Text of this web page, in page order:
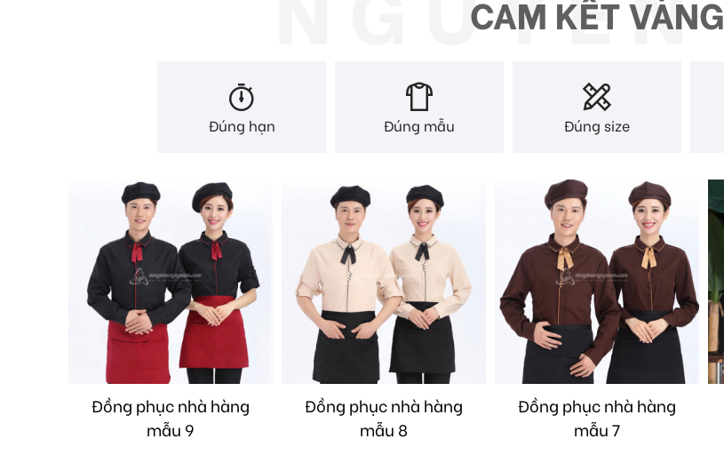
CAM KẾT VÀNG
Đúng hạn Đúng mẫu Đúng size
Đồng phục nhà hàng
mẫu 9
Đồng phục nhà hàng
mẫu 8
Đồng phục nhà hàng
mẫu 7